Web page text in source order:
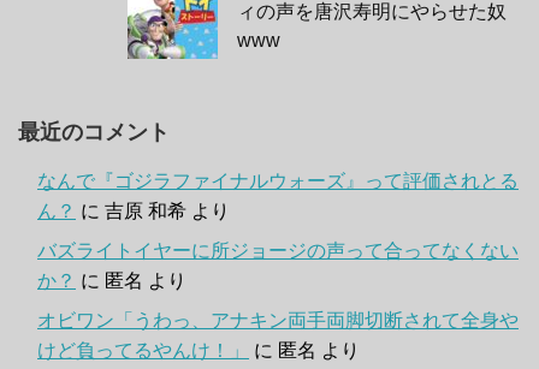
ィの声を唐沢寿明にやらせた奴
www
最近のコメント
なんで『ゴジラファイナルウォーズ』って評価されとる
ん？ に 吉原 和希 より
バズライトイヤーに所ジョージの声って合ってなくない
か？ に 匿名 より
オビワン「うわっ、アナキン両手両脚切断されて全身や
けど負ってるやんけ！」
に 匿名 より